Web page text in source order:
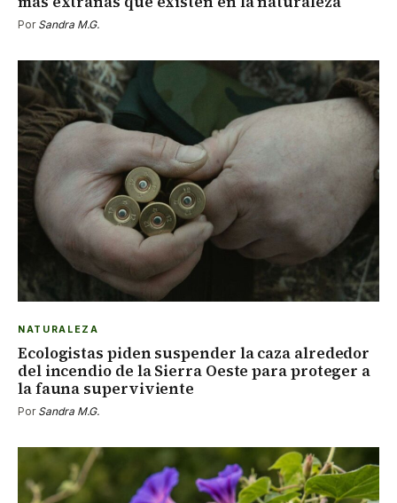
Por Sandra M.G.
NATURALEZA
Ecologistas piden suspender la caza alrededor
del incendio de la Sierra Oeste para proteger a
la fauna superviviente
Por Sandra M.G.